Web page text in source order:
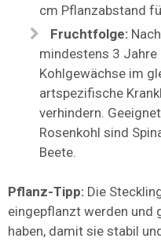
cm Pflanzabstand
Fruchtfolge:
mindestens 3 Jahre
Kohlgewächse im
artspezifische
verhindern.
Rosenkohl sind
Beete.
Pflanz-Tipp: Die
eingepflanzt werden und
haben, damit sie stabil